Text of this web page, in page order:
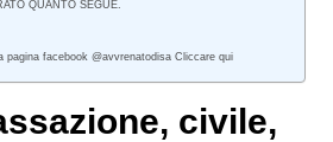
QUANTO SEGUE.
pagina facebook @avvrenatodisa Cliccare qui
, civile,